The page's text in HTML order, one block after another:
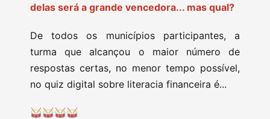
delas será a grande vencedora... mas qual?
De todos os municípios participantes, a
turma que alcançou o maior número de
respostas certas, no menor tempo possível,
no quiz digital sobre literacia financeira é...
🥁🥁🥁🥁